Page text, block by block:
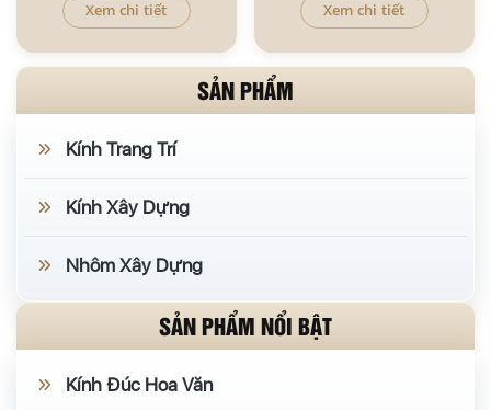
Xem chi tiết Xem chi tiết
SẢN PHẨM
Kính Trang Trí
Kính Xây Dựng
Nhôm Xây Dựng
SẢN PHẨM NỔI BẬT
Kính Đúc Hoa Văn